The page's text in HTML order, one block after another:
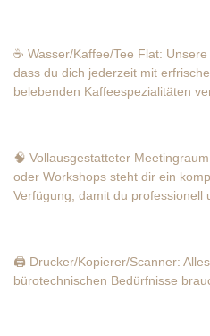
☕️ Wasser/Kaffee/Tee Flat:
dass du dich jederzeit mit
belebenden Kaffeespezialitäten
🧠 Vollausgestatteter
oder Workshops steht dir ein
Verfügung, damit du professionell
🖨️ Drucker/Kopierer/Scanner:
bürotechnischen Bedürfnisse